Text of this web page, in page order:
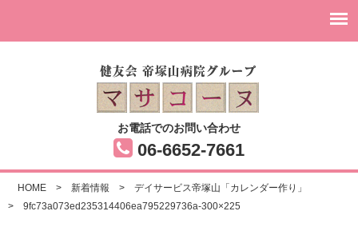
お電話でのお問い合わせ
06-6652-7661
HOME > 新着情報 >
デイサービス帝塚山「カレンダー作り」
>
9fc73a073ed235314406ea795229736a-300×225